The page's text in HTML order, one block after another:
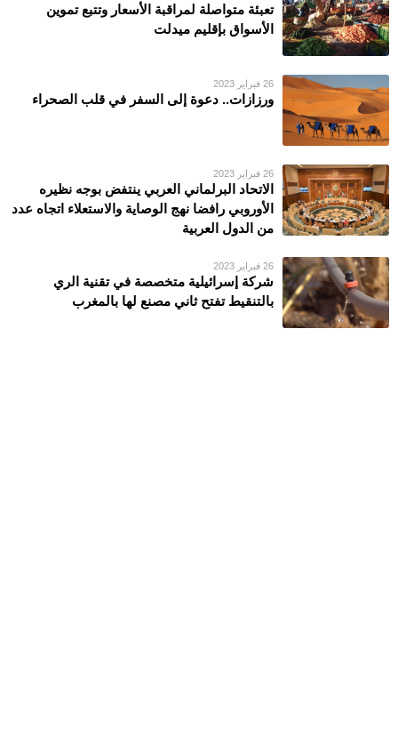
تعبئة متواصلة لمراقبة الأسعار وتتبع تموين
الأسواق بإقليم ميدلت
26 فبراير 2023
ورزازات.. دعوة إلى السفر في قلب الصحراء
26 فبراير 2023
الاتحاد البرلماني العربي ينتفض بوجه نظيره
الأوروبي رافضا نهج الوصاية والاستعلاء اتجاه عدد
من الدول العربية
26 فبراير 2023
شركة إسرائيلية متخصصة في تقنية الري
بالتنقيط تفتح ثاني مصنع لها بالمغرب